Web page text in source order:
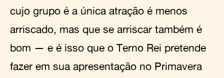
cujo grupo é a única atração é menos
arriscado, mas que se arriscar também é
bom — e é isso que o Terno Rei pretende
fazer em sua apresentação no Primavera